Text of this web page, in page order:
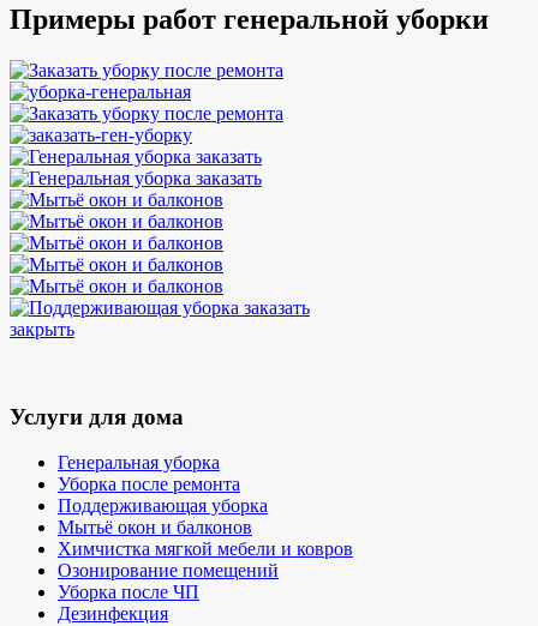
Примеры работ генеральной уборки
закрыть
Услуги для дома
Генеральная уборка
Уборка после ремонта
Поддерживающая уборка
Мытьё окон и балконов
Химчистка мягкой мебели и ковров
Озонирование помещений
Уборка после ЧП
Дезинфекция